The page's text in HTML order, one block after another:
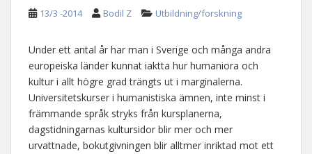
13/3 -2014 Bodil Z Utbildning/forskning
Under ett antal år har man i Sverige och många andra
europeiska länder kunnat iaktta hur humaniora och
kultur i allt högre grad trängts ut i marginalerna.
Universitetskurser i humanistiska ämnen, inte minst i
främmande språk stryks från kursplanerna,
dagstidningarnas kultursidor blir mer och mer
urvattnade, bokutgivningen blir alltmer inriktad mot ett